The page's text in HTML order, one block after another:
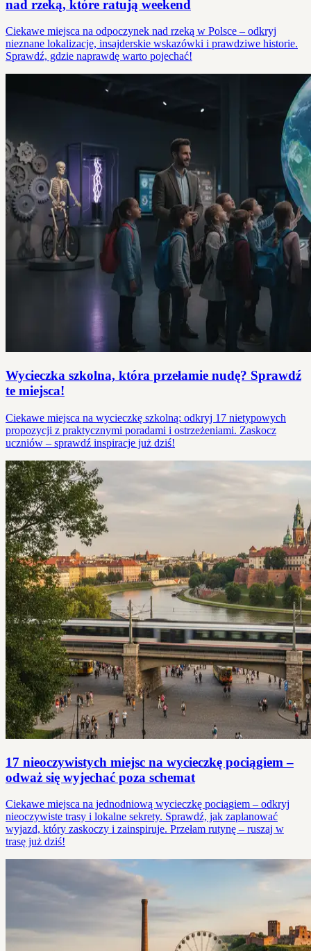
nad rzeką, które ratują weekend
Ciekawe miejsca na odpoczynek nad rzeką w Polsce – odkryj
nieznane lokalizacje, insajderskie wskazówki i prawdziwe historie.
Sprawdź, gdzie naprawdę warto pojechać!
Wycieczka szkolna, która przełamie nudę? Sprawdź
te miejsca!
Ciekawe miejsca na wycieczkę szkolną: odkryj 17 nietypowych
propozycji z praktycznymi poradami i ostrzeżeniami. Zaskocz
uczniów – sprawdź inspiracje już dziś!
17 nieoczywistych miejsc na wycieczkę pociągiem –
odważ się wyjechać poza schemat
Ciekawe miejsca na jednodniową wycieczkę pociągiem – odkryj
nieoczywiste trasy i lokalne sekrety. Sprawdź, jak zaplanować
wyjazd, który zaskoczy i zainspiruje. Przełam rutynę – ruszaj w
trasę już dziś!